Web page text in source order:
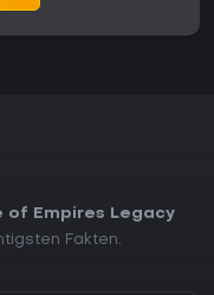
of Empires Legacy
Fakten.